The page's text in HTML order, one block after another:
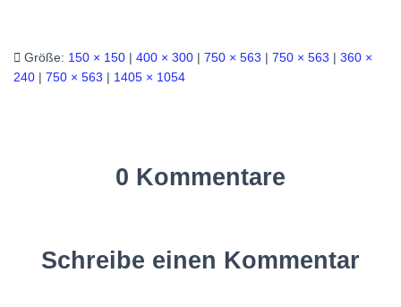
Größe: 150 × 150 | 400 × 300 | 750 × 563 | 750 × 563 | 360 ×
240 | 750 × 563 | 1405 × 1054
0 Kommentare
Schreibe einen Kommentar